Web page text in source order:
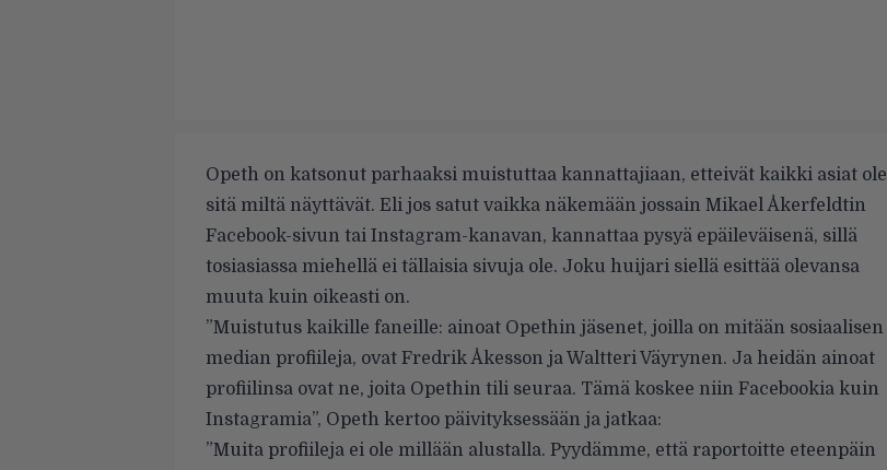
Opeth on katsonut parhaaksi muistuttaa kannattajiaan, etteivät kaikki asiat ole
sitä miltä näyttävät. Eli jos satut vaikka näkemään jossain Mikael Åkerfeldtin
Facebook-sivun tai Instagram-kanavan, kannattaa pysyä epäileväisenä, sillä
tosiasiassa miehellä ei tällaisia sivuja ole. Joku huijari siellä esittää olevansa
muuta kuin oikeasti on.
”Muistutus kaikille faneille: ainoat Opethin jäsenet, joilla on mitään sosiaalisen
median profiileja, ovat Fredrik Åkesson ja Waltteri Väyrynen. Ja heidän ainoat
profiilinsa ovat ne, joita Opethin tili seuraa. Tämä koskee niin Facebookia kuin
Instagramia”, Opeth kertoo päivityksessään ja jatkaa:
”Muita profiileja ei ole millään alustalla. Pyydämme, että raportoitte eteenpäin